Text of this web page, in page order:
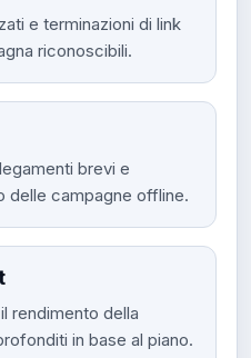
e terminazioni di link
riconoscibili.
brevi e
delle campagne offline.
rendimento della
in base al piano.